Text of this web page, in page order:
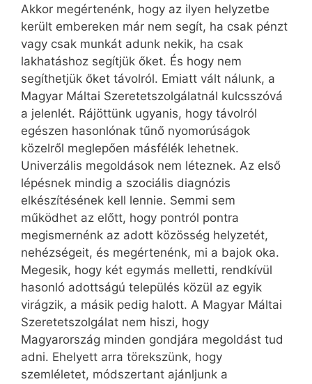
Akkor megértenénk, hogy az ilyen helyzetbe
került embereken már nem segít, ha csak pénzt
vagy csak munkát adunk nekik, ha csak
lakhatáshoz segítjük őket. És hogy nem
segíthetjük őket távolról. Emiatt vált nálunk, a
Magyar Máltai Szeretetszolgálatnál kulcsszóvá
a jelenlét. Rájöttünk ugyanis, hogy távolról
egészen hasonlónak tűnő nyomorúságok
közelről meglepően másfélék lehetnek.
Univerzális megoldások nem léteznek. Az első
lépésnek mindig a szociális diagnózis
elkészítésének kell lennie. Semmi sem
működhet az előtt, hogy pontról pontra
megismernénk az adott közösség helyzetét,
nehézségeit, és megértenénk, mi a bajok oka.
Megesik, hogy két egymás melletti, rendkívül
hasonló adottságú település közül az egyik
virágzik, a másik pedig halott. A Magyar Máltai
Szeretetszolgálat nem hiszi, hogy
Magyarország minden gondjára megoldást tud
adni. Ehelyett arra törekszünk, hogy
szemléletet, módszertant ajánljunk a